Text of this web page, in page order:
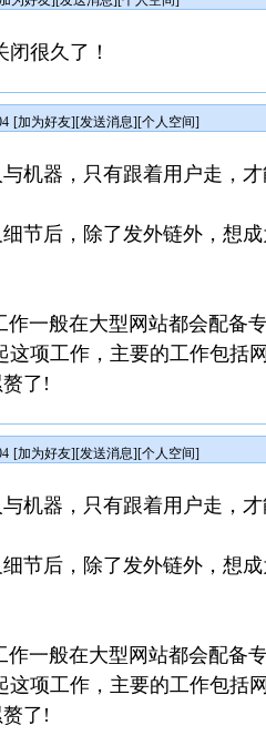
很久了！
[加为好友][发送消息][个人空间]
机器，只有跟着用户走，
后，除了发外链外，想成
般在大型网站都会配备
这项工作，主要的工作包括
了!
[加为好友][发送消息][个人空间]
机器，只有跟着用户走，
后，除了发外链外，想成
般在大型网站都会配备
这项工作，主要的工作包括
了!